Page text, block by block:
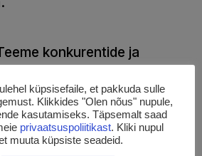
konkurentide ja
eelduseks
küpsisefaile, et pakkuda sulle
Klikkides "Olen nõus" nupule,
kasutamiseks. Täpsemalt saad
privaatsuspoliitikast. Kliki nupul
muuta küpsiste seadeid.